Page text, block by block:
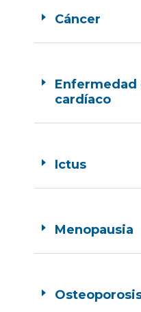
Cáncer
Enfermedad
cardíaco
Ictus
Menopausia